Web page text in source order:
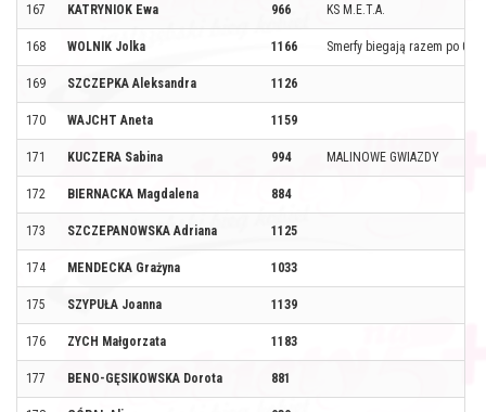
167 KATRYNIOK Ewa 966 KS M.E.T.A.
168 WOLNIK Jolka 1166 Smerfy biegają razem po 0.7
169 SZCZEPKA Aleksandra 1126
170 WAJCHT Aneta 1159
171 KUCZERA Sabina 994 MALINOWE GWIAZDY
172 BIERNACKA Magdalena 884
173 SZCZEPANOWSKA Adriana 1125
174 MENDECKA Grażyna 1033
175 SZYPUŁA Joanna 1139
176 ZYCH Małgorzata 1183
177 BENO-GĘSIKOWSKA Dorota 881